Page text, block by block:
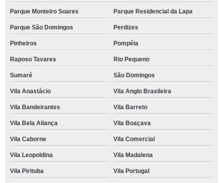
Parque Monteiro Soares Parque Residencial da Lapa
Parque São Domingos Perdizes
Pinheiros Pompéia
Raposo Tavares Rio Pequeno
Sumaré São Domingos
Vila Anastácio Vila Anglo Brasileira
Vila Bandeirantes Vila Barreto
Vila Bela Aliança Vila Boaçava
Vila Caborne Vila Comercial
Vila Leopoldina Vila Madalena
Vila Pirituba Vila Portugal